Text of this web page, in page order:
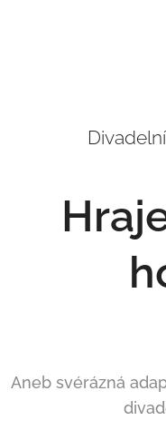
Aneb svérázná